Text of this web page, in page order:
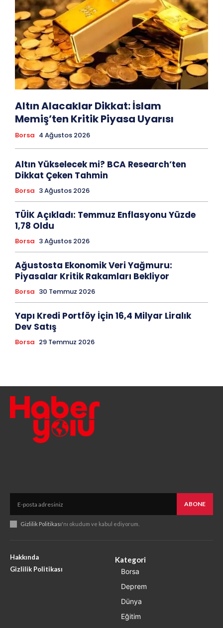
Altın Alacaklar Dikkat: İslam
Memiş’ten Kritik Piyasa Uyarısı
Borsa 4 Ağustos 2026
Altın Yükselecek mi? BCA Research’ten
Dikkat Çeken Tahmin
Borsa 3 Ağustos 2026
TÜİK Açıkladı: Temmuz Enflasyonu Yüzde
1,78 Oldu
Borsa 3 Ağustos 2026
Ağustosta Ekonomik Veri Yağmuru:
Piyasalar Kritik Rakamları Bekliyor
Borsa 30 Temmuz 2026
Yapı Kredi Portföy İçin 16,4 Milyar Liralık
Dev Satış
Borsa 29 Temmuz 2026
ABONE
Gizlilik Politikası'nı okudum ve kabul ediyorum.
Hakkında
Gizlilik Politikası
Kategori
Borsa
Deprem
Dünya
Eğitim